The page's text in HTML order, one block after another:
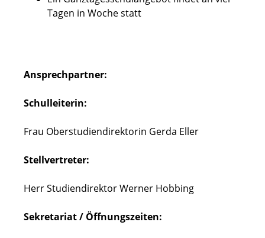
Tagen in Woche statt
Ansprechpartner:
Schulleiterin:
Frau Oberstudiendirektorin Gerda Eller
Stellvertreter:
Herr Studiendirektor Werner Hobbing
Sekretariat / Öffnungszeiten: